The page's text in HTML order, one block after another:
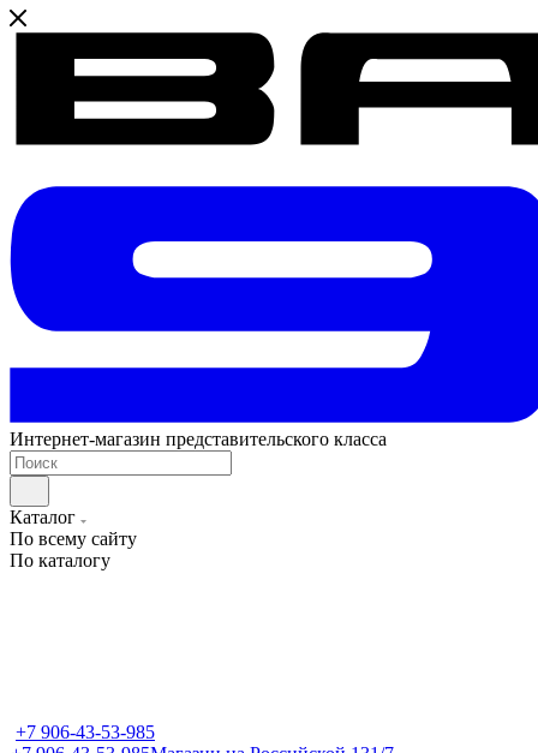
Интернет-магазин представительского класса
Каталог
По всему сайту
По каталогу
+7 906-43-53-985